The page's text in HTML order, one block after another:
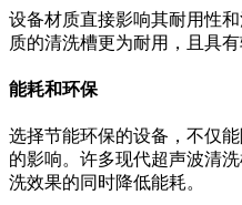
设备材质直接影响其耐用性
质的清洗槽更为耐用，且具有
能耗和环保
选择节能环保的设备，不仅
的影响。许多现代超声波清
洗效果的同时降低能耗。